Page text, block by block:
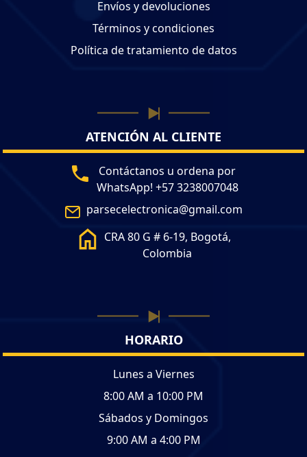
Envíos y devoluciones
Términos y condiciones
Política de tratamiento de datos
ATENCIÓN AL CLIENTE
Contáctanos u ordena por
WhatsApp! +57 3238007048
parsecelectronica@gmail.com
CRA 80 G # 6-19, Bogotá,
Colombia
HORARIO
Lunes a Viernes
8:00 AM a 10:00 PM
Sábados y Domingos
9:00 AM a 4:00 PM